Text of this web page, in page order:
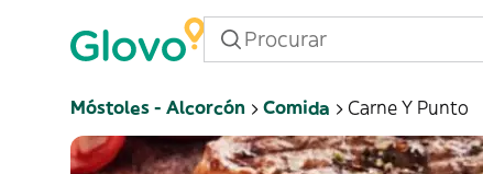
Móstoles - Alcorcón Comida Carne Y Punto